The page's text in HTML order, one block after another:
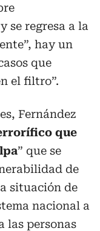
se regresa a la
hay un
que
el filtro”.
Fernández
que
” que se
de
situación de
nacional a
las personas